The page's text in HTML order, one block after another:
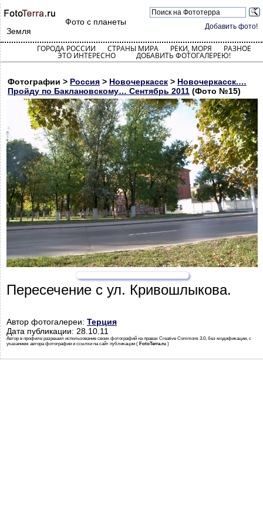
Добавить фото!
Фото с планеты
Земля
ГОРОДА РОССИИ СТРАНЫ МИРА РЕКИ, МОРЯ РАЗНОЕ
ЭТО ИНТЕРЕСНО ДОБАВИТЬ ФОТОГАЛЕРЕЮ!
Фотографии > Россия > Новочеркасск > Новочеркасск.…
Пройду по Баклановскому… Сентябрь 2011 (Фото №15)
Пересечение с ул. Кривошлыкова.
Автор фотогалереи: Терция
Дата публикации: 28.10.11
Автор в профиле разрешил использование своих фотографий на правах Creative Commons 3.0, без модификации, с
указанием автора фотографии и ссылки на сайт публикации ( FotoTerra.ru )